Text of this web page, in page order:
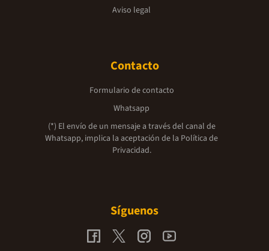
Aviso legal
Contacto
Formulario de contacto
Whatsapp
(*) El envío de un mensaje a través del canal de
Whatsapp, implica la aceptación de la Política de
Privacidad.
Síguenos